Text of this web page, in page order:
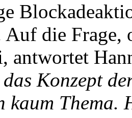
Auf die
antwortet
Konzept
kaum Thema.